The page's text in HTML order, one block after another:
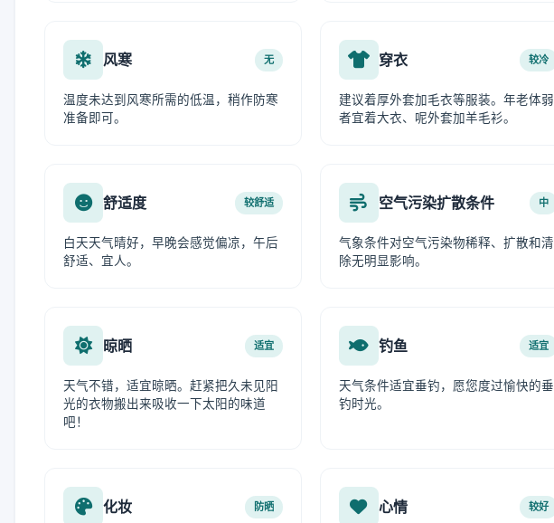
风寒 无
温度未达到风寒所需的低温，稍作防寒
准备即可。
穿衣 较冷
建议着厚外套加毛衣等服装。年老体弱
者宜着大衣、呢外套加羊毛衫。
舒适度 较舒适
白天天气晴好，早晚会感觉偏凉，午后
舒适、宜人。
空气污染扩散条件 中
气象条件对空气污染物稀释、扩散和清
除无明显影响。
晾晒 适宜
天气不错，适宜晾晒。赶紧把久未见阳
光的衣物搬出来吸收一下太阳的味道
吧！
钓鱼 适宜
天气条件适宜垂钓，愿您度过愉快的垂
钓时光。
化妆 防晒 心情 较好